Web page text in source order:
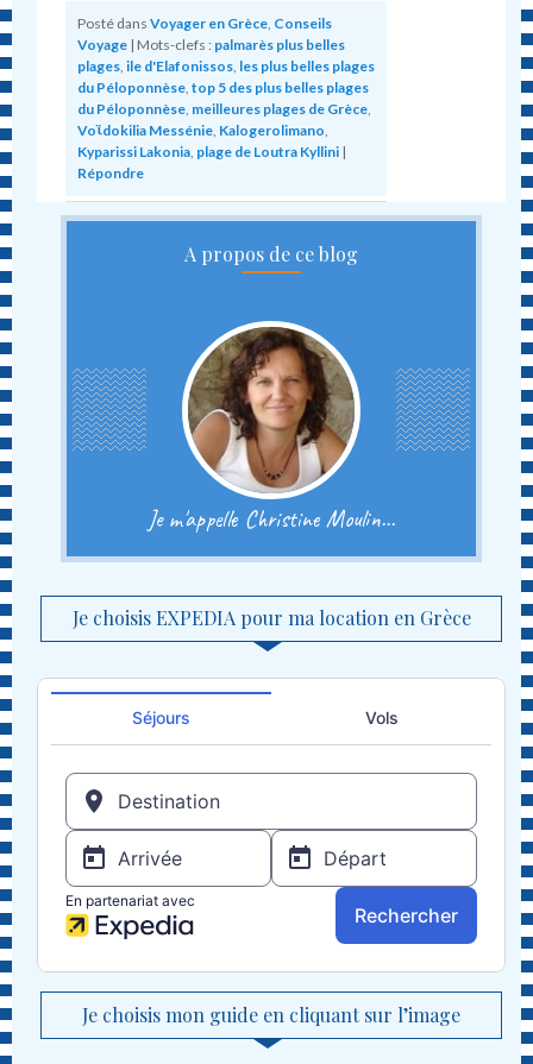
Posté dans Voyager en Grèce, Conseils
Voyage | Mots-clefs : palmarès plus belles
plages,ile d'Elafonissos, les plus belles plages
du Péloponnèse,top 5 des plus belles plages
du Péloponnèse, meilleures plages de Grèce,
Voϊdokilia Messénie, Kalogerolimano,
Kyparissi Lakonia, plage de Loutra Kyllini |
Répondre
A propos de ce blog
Je m'appelle Christine Moulin...
Je choisis EXPEDIA pour ma location en Grèce
Je choisis mon guide en cliquant sur l’image